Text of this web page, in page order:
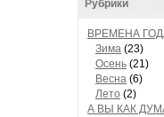
Рубрики
ВРЕМЕНА
Зима (23)
Осень (21)
Весна (6)
Лето (2)
А ВЫ КАК